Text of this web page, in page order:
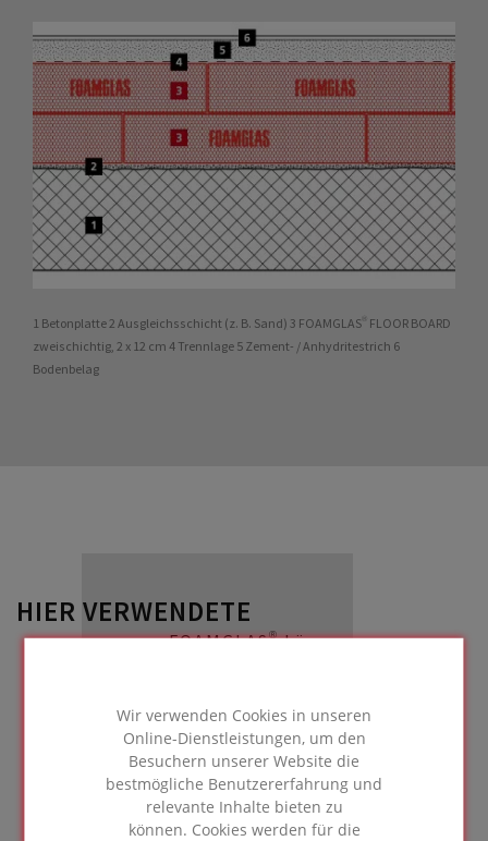
Wir verwenden Cookies in unseren
Online-Dienstleistungen, um den
Besuchern unserer Website die
bestmögliche Benutzererfahrung und
relevante Inhalte bieten zu
können. Cookies werden für die
1 Betonplatte 2 Ausgleichsschicht (z. B. Sand) 3 FOAMGLAS® FLOOR BOARD
zweischichtig, 2 x 12 cm 4 Trennlage 5 Zement- / Anhydritestrich 6
Bodenbelag
HIER VERWENDETE
FOAMGLAS® Lösung
Innenliegende Bödendämmung
mit
Druckausgleichssichten